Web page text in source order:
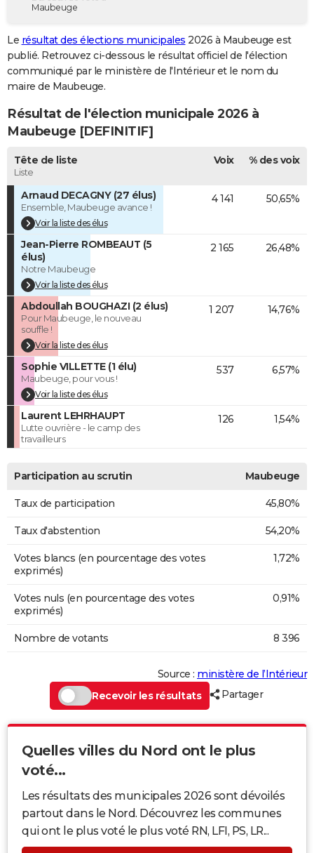
Destinations
City break
Voyage nature
Voyage de noces
Forum
GUIDES D'ACHAT
BONS PLANS
Carte de Noël
Carte Bonne année
Carte Saint-Valentin
Carte Pâques
Carte d'anniversaire
DICTIONNAIRE
Dictionnaire
Biographies
Citations
Expressions
Proverbes
PROGRAMME TV
COPAINS D'AVANT
S'inscrire
Se connecter
Lycées
Collèges
Primaires
Universités
Entreprises
Service militaire
Avis de recherche
AVIS DE DÉCÈS
FORUM
Bricolage
Lifestyle
Culture
Sport
Auto
Television
Voyage
Cinema
Maubeuge
Le résultat des élections municipales 2026 à Maubeuge est
publié. Retrouvez ci-dessous le résultat officiel de l'élection
communiqué par le ministère de l'Intérieur et le nom du
maire de Maubeuge.
Résultat de l'élection municipale 2026 à
Maubeuge [DEFINITIF]
Tête de liste
Liste
Voix % des voix
Arnaud DECAGNY (27 élus)
Ensemble, Maubeuge avance !
Voir la liste des élus
4 141 50,65%
Jean-Pierre ROMBEAUT (5
élus)
Notre Maubeuge
Voir la liste des élus
2 165 26,48%
Abdoullah BOUGHAZI (2 élus)
Pour Maubeuge, le nouveau
souffle !
Voir la liste des élus
1 207 14,76%
Sophie VILLETTE (1 élu)
Maubeuge, pour vous !
Voir la liste des élus
537 6,57%
Laurent LEHRHAUPT
Lutte ouvrière - le camp des
travailleurs
126 1,54%
Participation au scrutin Maubeuge
Taux de participation 45,80%
Taux d'abstention 54,20%
Votes blancs (en pourcentage des votes
exprimés)
1,72%
Votes nuls (en pourcentage des votes
exprimés)
0,91%
Nombre de votants 8 396
Source : ministère de l’Intérieur
Recevoir les résultats
Partager
Quelles villes du Nord ont le plus
voté...
Les résultats des municipales 2026 sont dévoilés
partout dans le Nord. Découvrez les communes
qui ont le plus voté le plus voté RN, LFI, PS, LR...